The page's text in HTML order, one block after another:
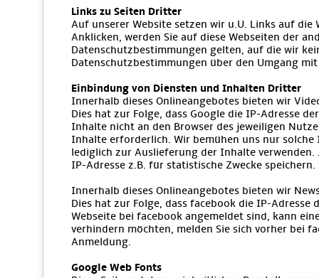
Links zu Seiten Dritter
Auf unserer Website setzen wir u.U. Links auf
Anklicken, werden Sie auf diese Webseiten der
Datenschutzbestimmungen gelten, auf die wir
Datenschutzbestimmungen über den Umgang
Einbindung von Diensten und Inhalten Dritter
Innerhalb dieses Onlineangebotes bieten wir
Dies hat zur Folge, dass Google die IP-Adresse
Inhalte nicht an den Browser des jeweiligen
Inhalte erforderlich. Wir bemühen uns nur
lediglich zur Auslieferung der Inhalte
IP-Adresse z.B. für statistische Zwecke
Innerhalb dieses Onlineangebotes bieten wir
Dies hat zur Folge, dass facebook die IP-Adresse
Webseite bei facebook angemeldet sind, kann
verhindern möchten, melden Sie sich vorher bei
Anmeldung.
Google Web Fonts